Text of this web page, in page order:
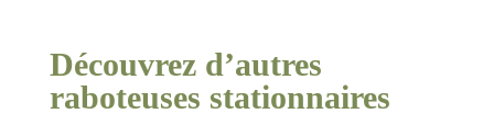
profondeur de coupe
Les grandes tables
d'entrée et de sortie
Découvrez d’autres
raboteuses stationnaires